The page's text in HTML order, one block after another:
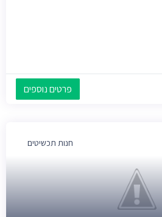
פרטים נוספים
חנות תכשיטים